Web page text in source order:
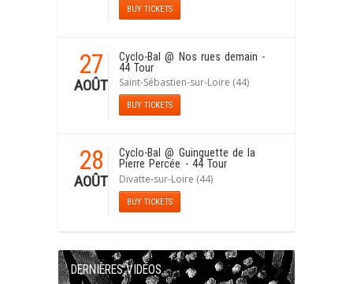
BUY TICKETS
27
AOÛT
Cyclo-Bal @ Nos rues demain -
44 Tour
Saint-Sébastien-sur-Loire (44)
BUY TICKETS
28
AOÛT
Cyclo-Bal @ Guinguette de la
Pierre Percée - 44 Tour
Divatte-sur-Loire (44)
BUY TICKETS
DERNIÈRES VIDÉOS